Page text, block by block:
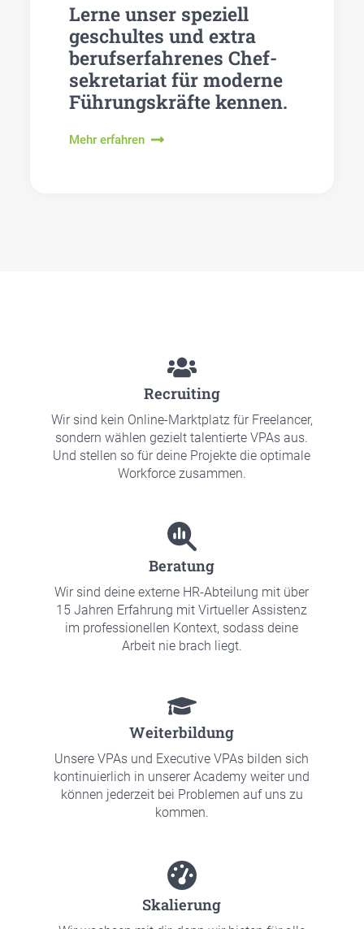
Ler­ne unser spe­zi­ell
geschul­tes und extra
berufs­er­fah­re­nes Chef­
se­kre­ta­ri­at für moder­ne
Füh­rungs­kräf­te ken­nen.
Mehr erfahren
Recrui­ting
Wir sind kein Online-Markt­platz für Free­lan­cer,
son­dern wäh­len gezielt talen­tier­te VPAs aus.
Und stel­len so für dei­ne Pro­jek­te die opti­ma­le
Work­force zusam­men.
Bera­tung
Wir sind dei­ne exter­ne HR-Abtei­lung mit über
15 Jah­ren Erfah­rung mit Vir­tu­el­ler Assis­tenz
im pro­fes­sio­nel­len Kon­text, sodass dei­ne
Arbeit nie brach liegt.
Wei­ter­bil­dung
Unse­re VPAs und Exe­cu­ti­ve VPAs bil­den sich
kon­ti­nu­ier­lich in unse­rer Aca­de­my weiter und
kön­nen jeder­zeit bei Pro­ble­men auf uns zu
kom­men.
Ska­lie­rung